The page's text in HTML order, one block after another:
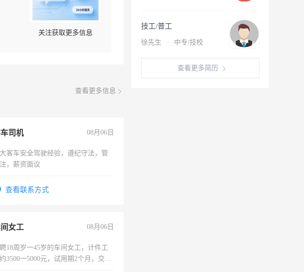
关注获取更多信息
查看更多信息
司机 08月06日
客车安全驾驶经验，遵纪守法，管
，薪资面议
查看联系方式
女工 08月06日
18周岁一45岁的车间女工，计件工
3500一5000元，试用期2个月，交五
技工/普工
徐先生 · 中专/技校
查看更多简历